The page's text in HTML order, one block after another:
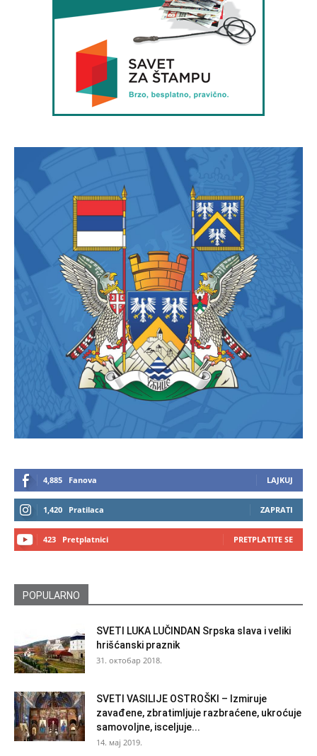
4,885 Fanova LAJKUJ
1,420 Pratilaca ZAPRATI
423 Pretplatnici PRETPLATITE SE
POPULARNO
SVETI LUKA LUČINDAN Srpska slava i veliki
hrišćanski praznik
31. октобар 2018.
SVETI VASILIJE OSTROŠKI – Izmiruje
zavađene, zbratimljuje razbraćene, ukroćuje
samovoljne, isceljuje...
14. мај 2019.